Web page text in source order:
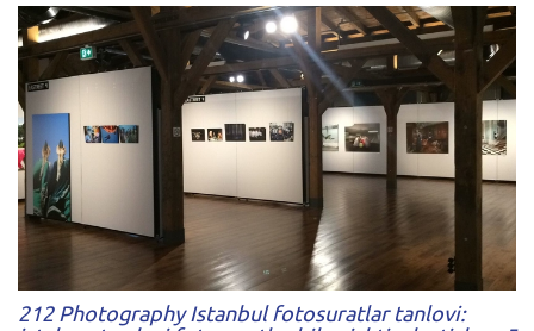
212 Photography Istanbul fotosuratlar tanlovi: